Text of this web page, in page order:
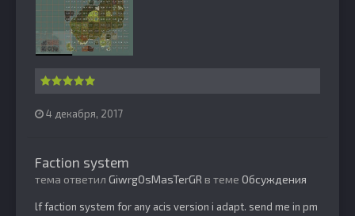
4 декабря, 2017
Faction system
тема ответил GiwrgOsMasTerGRв теме Обсуждения
lf faction system for any acis version i adapt. send me in pm